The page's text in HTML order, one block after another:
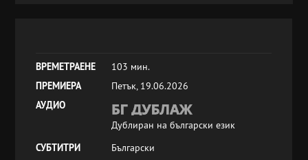
ВРЕМЕТРАЕНЕ
103 мин.
ПРЕМИЕРА
Петък, 19.06.2026
АУДИО
Дублиран на български език
СУБТИТРИ
Български